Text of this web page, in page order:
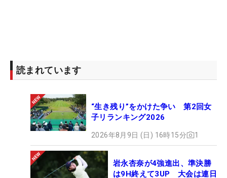
読まれています
“生き残り”をかけた争い 第2回女
子リランキング2026
2026年8月9日 (日) 16時15分 1
岩永杏奈が4強進出、準決勝
は9H終えて3UP 大会は連日